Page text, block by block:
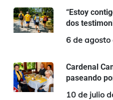
“Estoy
dos
6 de
Cardenal
paseando
10 de julio